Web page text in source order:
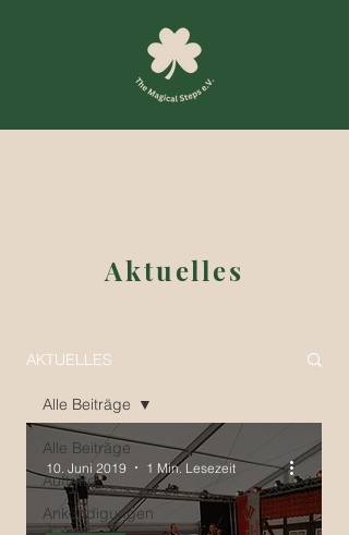
Aktuelles
AKTUELLES
Alle Beiträge
Auftritte
Ankündigungen
Alle Beiträge
10. Juni 2019 1 Min. Lesezeit